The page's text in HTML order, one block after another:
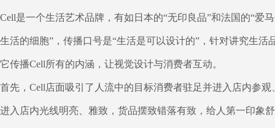
Cell是一个生活艺术品牌，有如日本的“无印良品”和法国的“爱
生活的细胞”，传播口号是“生活是可以设计的”，针对讲究生
它传播Cell所有的内涵，让视觉设计与消费者互动。
首先，Cell店面吸引了人流中的目标消费者驻足并进入店内参
进入店内光线明亮、雅致，货品摆致错落有致，给人第一印象